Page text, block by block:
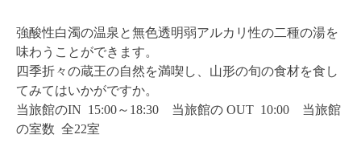
強酸性白濁の温泉と無色透明弱アルカリ性の二種の湯を
味わうことができます。
四季折々の蔵王の自然を満喫し、山形の旬の食材を食し
てみてはいかがですか。
当旅館のIN 15:00～18:30 当旅館の OUT 10:00 当旅館
の室数 全22室